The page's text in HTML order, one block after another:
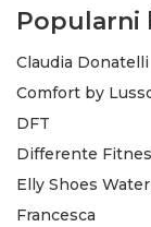
Popularni
Claudia Donatelli
Comfort by
DFT
Differente
Elly Shoes
Francesca